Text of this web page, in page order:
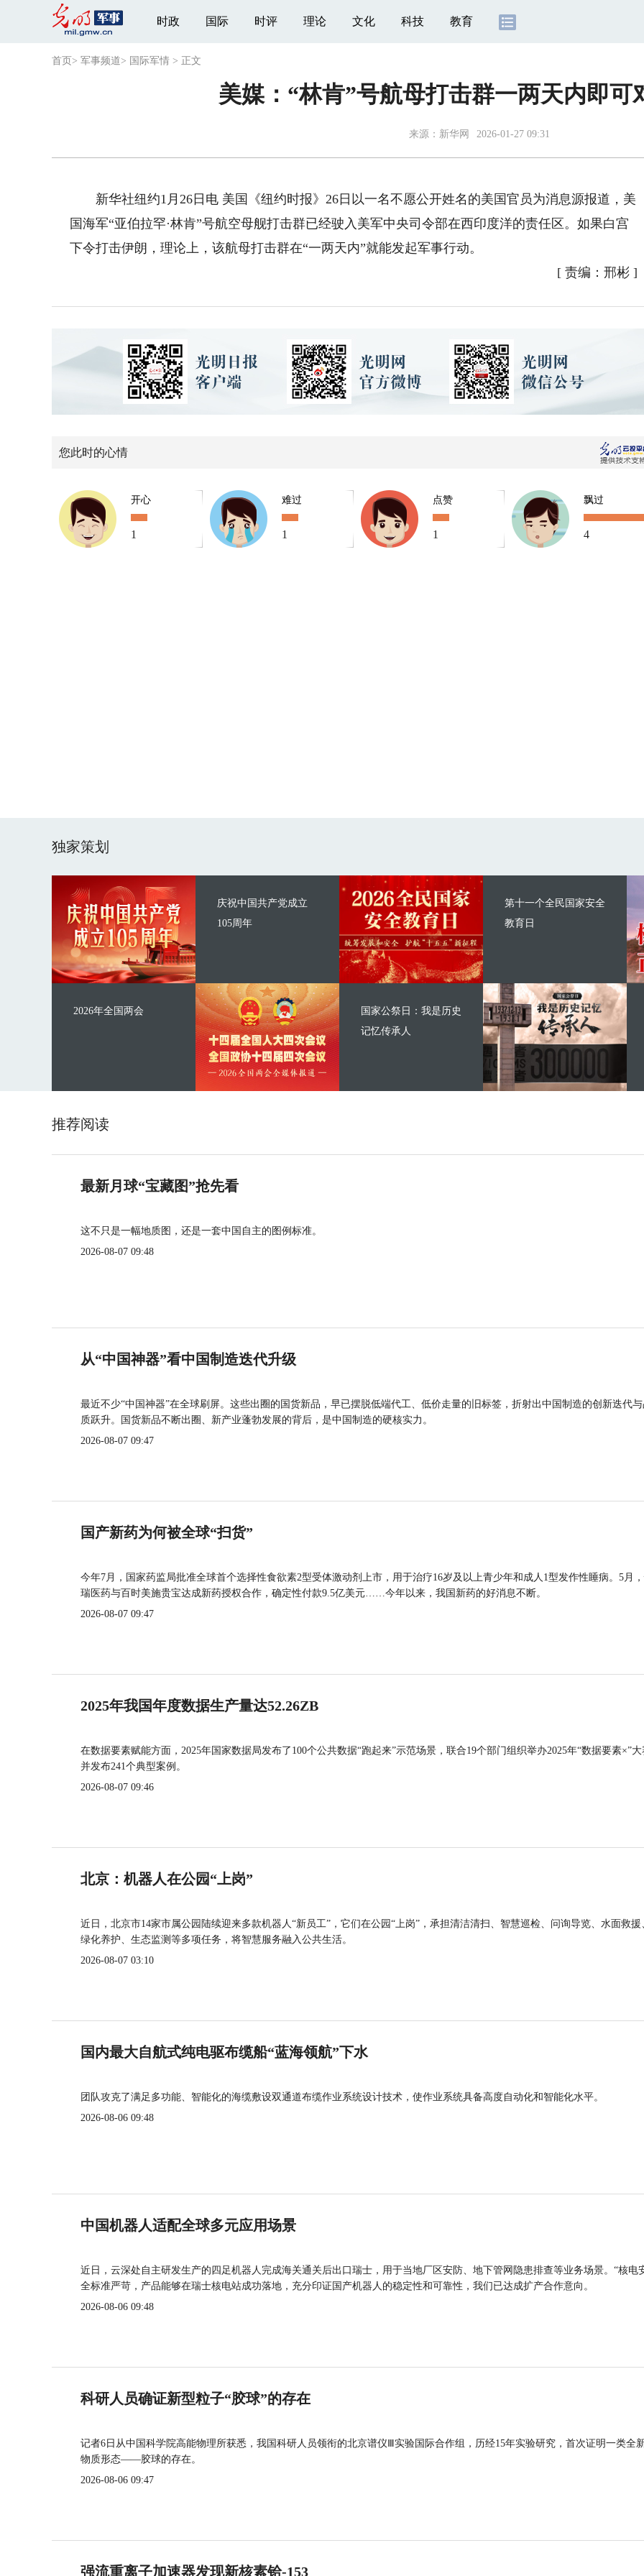
时政 国际 时评 理论 文化 科技 教育
首页 > 军事频道> 国际军情 > 正文
美媒：“林肯”号航母打击群一两天内即可
来源： 新华网 2026-01-27 09:31
新华社纽约1月26日电 美国《纽约时报》26日以一名不愿公开姓名的美国官员为消息源报道，美
国海军“亚伯拉罕·林肯”号航空母舰打击群已经驶入美军中央司令部在西印度洋的责任区。如果白宫
下令打击伊朗，理论上，该航母打击群在“一两天内”就能发起军事行动。
[ 责编：邢彬 ]
您此时的心情
开心
1
难过
1
点赞
1
飘过
4
独家策划
庆祝中国共产党成立
105周年
2026年全国两会
第十一个全民国家安全
教育日
国家公祭日：我是历史
记忆传承人
推荐阅读
最新月球“宝藏图”抢先看
这不只是一幅地质图，还是一套中国自主的图例标准。
2026-08-07 09:48
从“中国神器”看中国制造迭代升级
最近不少“中国神器”在全球刷屏。这些出圈的国货新品，早已摆脱低端代工、低价走量的旧标签，折射出中国制造的创新迭代
质跃升。国货新品不断出圈、新产业蓬勃发展的背后，是中国制造的硬核实力。
2026-08-07 09:47
国产新药为何被全球“扫货”
今年7月，国家药监局批准全球首个选择性食欲素2型受体激动剂上市，用于治疗16岁及以上青少年和成人1型发作性睡病。5月
瑞医药与百时美施贵宝达成新药授权合作，确定性付款9.5亿美元……今年以来，我国新药的好消息不断。
2026-08-07 09:47
2025年我国年度数据生产量达52.26ZB
在数据要素赋能方面，2025年国家数据局发布了100个公共数据“跑起来”示范场景，联合19个部门组织举办2025年“数据要素×”大
并发布241个典型案例。
2026-08-07 09:46
北京：机器人在公园“上岗”
近日，北京市14家市属公园陆续迎来多款机器人“新员工”，它们在公园“上岗”，承担清洁清扫、智慧巡检、问询导览、水面救援
绿化养护、生态监测等多项任务，将智慧服务融入公共生活。
2026-08-07 03:10
国内最大自航式纯电驱布缆船“蓝海领航”下水
团队攻克了满足多功能、智能化的海缆敷设双通道布缆作业系统设计技术，使作业系统具备高度自动化和智能化水平。
2026-08-06 09:48
中国机器人适配全球多元应用场景
近日，云深处自主研发生产的四足机器人完成海关通关后出口瑞士，用于当地厂区安防、地下管网隐患排查等业务场景。“核电
全标准严苛，产品能够在瑞士核电站成功落地，充分印证国产机器人的稳定性和可靠性，我们已达成扩产合作意向。
2026-08-06 09:48
科研人员确证新型粒子“胶球”的存在
记者6日从中国科学院高能物理所获悉，我国科研人员领衔的北京谱仪Ⅲ实验国际合作组，历经15年实验研究，首次证明一类全
物质形态——胶球的存在。
2026-08-06 09:47
强流重离子加速器发现新核素铪-153